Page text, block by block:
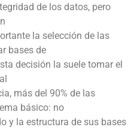
de los datos, pero
la selección de las
bases de
decisión la suele tomar el
más del 90% de las
básico: no
y la estructura de sus bases